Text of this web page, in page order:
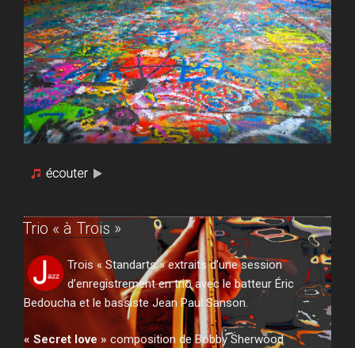
Trio « à Trois »
Trois « Standarts » extraits d’une session
d’enregistrement en trio avec le batteur Éric
Bedoucha et le bassiste Jean Paul Sanson.
« Secret love » composition de Bobby Sherwood